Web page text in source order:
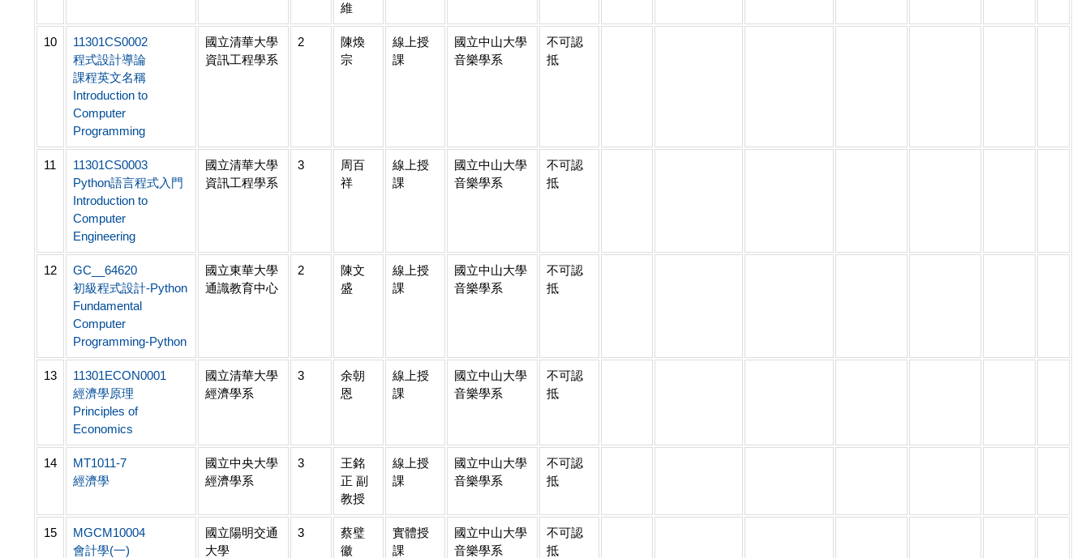
維
10
11301CS0002
程式設計導論
課程英文名稱
Introduction to
Computer
Programming
國立清華大學
資訊工程學系
2
陳煥
宗
線上授
課
國立中山大學
音樂學系
不可認
抵
11
11301CS0003
Python語言程式入門
Introduction to
Computer
Engineering
國立清華大學
資訊工程學系
3
周百
祥
線上授
課
國立中山大學
音樂學系
不可認
抵
12
GC__64620
初級程式設計-Python
Fundamental
Computer
Programming-Python
國立東華大學
通識教育中心
2
陳文
盛
線上授
課
國立中山大學
音樂學系
不可認
抵
13
11301ECON0001
經濟學原理
Principles of
Economics
國立清華大學
經濟學系
3
余朝
恩
線上授
課
國立中山大學
音樂學系
不可認
抵
14
MT1011-7
經濟學
國立中央大學
經濟學系
3
王銘
正 副
教授
線上授
課
國立中山大學
音樂學系
不可認
抵
15
MGCM10004
會計學(一)
國立陽明交通
大學
3
蔡璧
徽
實體授
課
國立中山大學
音樂學系
不可認
抵